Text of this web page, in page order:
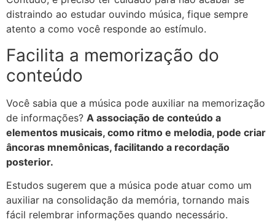
distraindo ao estudar ouvindo música, fique sempre
atento a como você responde ao estímulo.
Facilita a memorização do
conteúdo
Você sabia que a música pode auxiliar na memorização
de informações? A associação de conteúdo a
elementos musicais, como ritmo e melodia, pode criar
âncoras mnemônicas, facilitando a recordação
posterior.
Estudos sugerem que a música pode atuar como um
auxiliar na consolidação da memória, tornando mais
fácil relembrar informações quando necessário.